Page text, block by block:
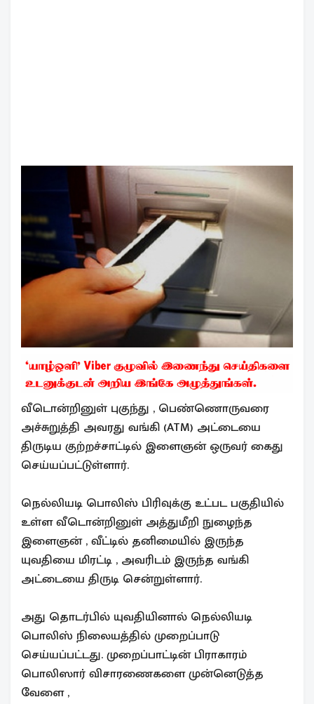
வீடொன்றினுள் புகுந்து , பெண்ணொருவரை
அச்சுறுத்தி அவரது வங்கி (ATM) அட்டையை
திருடிய குற்றச்சாட்டில் இளைஞன் ஒருவர் கைது
செய்யப்பட்டுள்ளார்.
நெல்லியடி பொலிஸ் பிரிவுக்கு உட்பட பகுதியில்
உள்ள வீடொன்றினுள் அத்துமீறி நுழைந்த
இளைஞன் , வீட்டில் தனிமையில் இருந்த
யுவதியை மிரட்டி , அவரிடம் இருந்த வங்கி
அட்டையை திருடி சென்றுள்ளார்.
அது தொடர்பில் யுவதியினால் நெல்லியடி
பொலிஸ் நிலையத்தில் முறைப்பாடு
செய்யப்பட்டது. முறைப்பாட்டின் பிராகாரம்
பொலிஸார் விசாரணைகளை முன்னெடுத்த
வேளை ,